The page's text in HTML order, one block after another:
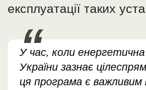
експлуатації таких
У час, коли
України зазнає
ця програма є важливим